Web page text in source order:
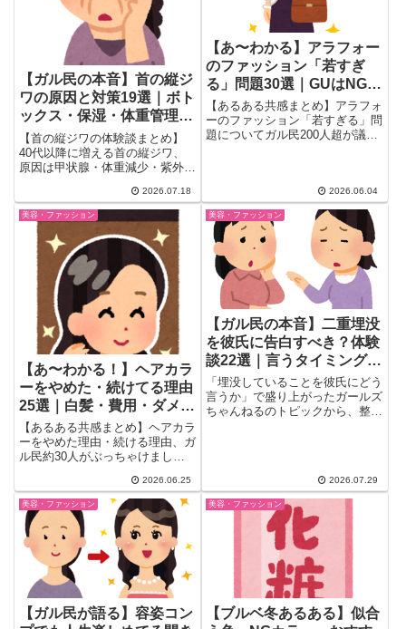
【ガル民の本音】首の縦ジ
ワの原因と対策19選｜ボト
ックス・保湿・体重管理の
リアル体験談
【首の縦ジワの体験談まとめ】
40代以降に増える首の縦ジワ、
原因は甲状腺・体重減少・紫外線
ル美容液で改善した人、ターキー
ネックに悩んだ人まで、ガル民
19人のリアルな声を保湿ケアの
コツや値段情報とあわせて厳選紹
介します。
2026.07.18
【あ〜わかる】アラフォー
のファッション「若すぎ
る」問題30選｜GUはNG？
オフショル・フリルの境界
線をガル民が議論
【あるある共感まとめ】アラフォ
ーのファッション「若すぎる」問
題についてガル民200人超が議
を意識する」派のリアルな本音を
一気にまとめ。
2026.06.04
美容・ファッション
【あ〜わかる！】ヘアカラ
ーをやめた・続けてる理由
25選｜白髪・費用・ダメー
ジ問題 ガル民の本音
【あるある共感まとめ】ヘアカラ
ーをやめた理由・続ける理由、ガ
ル民約30人がぶっちゃけまし
問題、白髪が出てきて染めざるを
得ない40代の悩み、黒髪vs茶髪
どっちがおしゃれ論争まで、
30〜50代女性のリアルな本音を
一気にご紹介。
2026.06.25
美容・ファッション
【ガル民の本音】二重埋没
を彼氏に告白すべき？体験
談22選｜言うタイミングと
隠した代償
「埋没していることを彼氏にどう
言うか」で盛り上がったガールズ
ちゃんねるのトピックから、整形
への遺伝の不安まで、検索しても
出てこない本音を一気にチェッ
ク。
2026.07.29
美容・ファッション
【ガル民が語る】容姿コン
美容・ファッション
【ブルベ冬あるある】似合